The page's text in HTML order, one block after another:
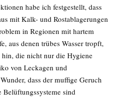
habe ich festgestellt, dass
mit Kalk- und Rostablagerungen
in Regionen mit hartem
aus denen trübes Wasser tropft,
die nicht nur die Hygiene
von Leckagen und
dass der muffige Geruch
sind